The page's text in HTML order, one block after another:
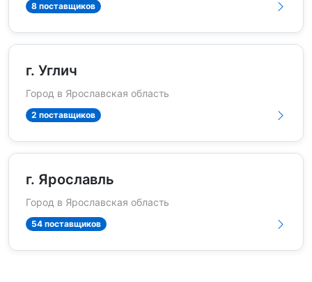
8 поставщиков
г. Углич
Город в Ярославская область
2 поставщиков
г. Ярославль
Город в Ярославская область
54 поставщиков